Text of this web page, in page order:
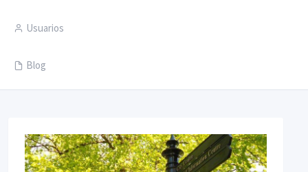
Usuarios
Blog